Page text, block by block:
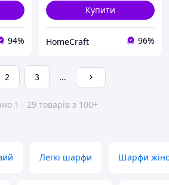
94%
Купити
HomeCraft 96%
2 3 ...
1 - 29 товарів з 100+
Легкі шарфи Шарфи